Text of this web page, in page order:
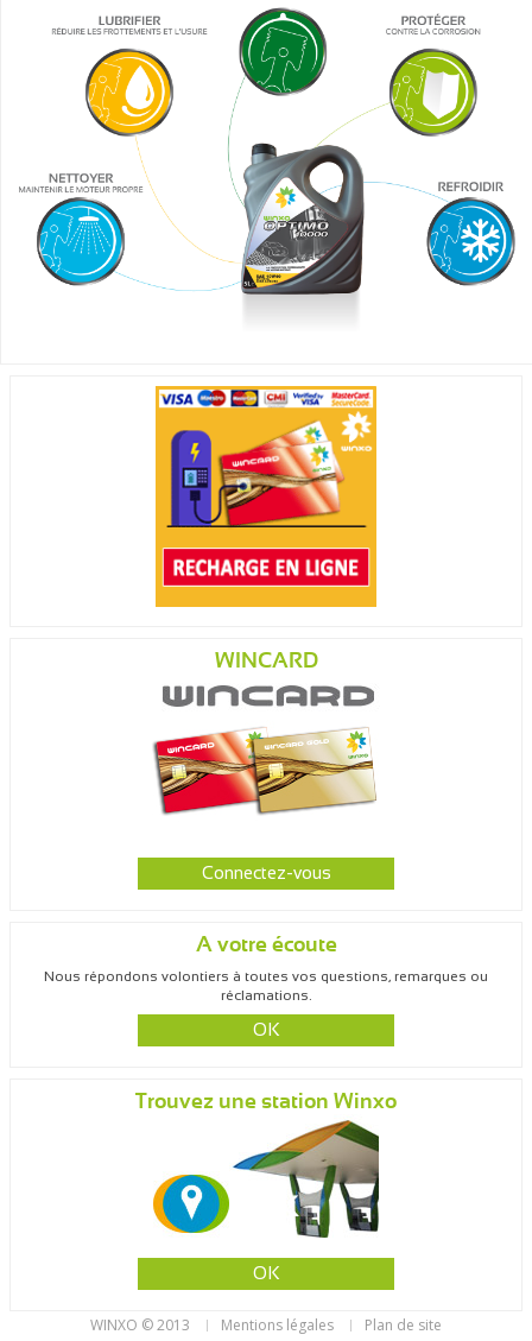
WINCARD
Connectez-vous
A votre écoute
Nous répondons volontiers à toutes vos questions, remarques ou
réclamations.
OK
Trouvez une station Winxo
OK
WINXO © 2013 Mentions légales Plan de site